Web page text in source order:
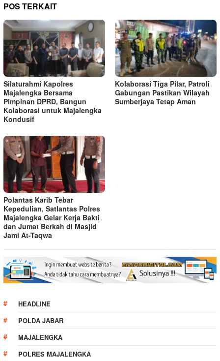
POS TERKAIT
Silaturahmi Kapolres
Majalengka Bersama
Pimpinan DPRD, Bangun
Kolaborasi untuk Majalengka
Kondusif
Kolaborasi Tiga Pilar, Patroli
Gabungan Pastikan Wilayah
Sumberjaya Tetap Aman
Polantas Karib Tebar
Kepedulian, Satlantas Polres
Majalengka Gelar Kerja Bakti
dan Jumat Berkah di Masjid
Jami At-Taqwa
HEADLINE
POLDA JABAR
MAJALENGKA
POLRES MAJALENGKA